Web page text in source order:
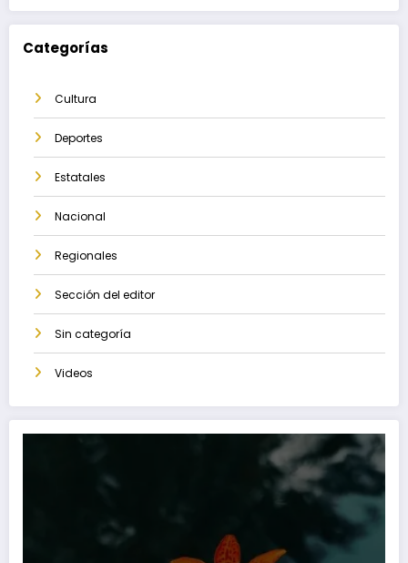
Categorías
Cultura
Deportes
Estatales
Nacional
Regionales
Sección del editor
Sin categoría
Videos